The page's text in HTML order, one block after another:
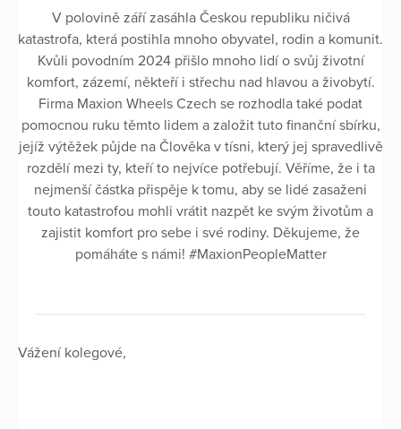
V polovině září zasáhla Českou republiku ničivá
katastrofa, která postihla mnoho obyvatel, rodin a komunit.
Kvůli povodním 2024 přišlo mnoho lidí o svůj životní
komfort, zázemí, někteří i střechu nad hlavou a živobytí.
Firma Maxion Wheels Czech se rozhodla také podat
pomocnou ruku těmto lidem a založit tuto finanční sbírku,
jejíž výtěžek půjde na Člověka v tísni, který jej spravedlivě
rozdělí mezi ty, kteří to nejvíce potřebují. Věříme, že i ta
nejmenší částka přispěje k tomu, aby se lidé zasaženi
touto katastrofou mohli vrátit nazpět ke svým životům a
zajistit komfort pro sebe i své rodiny. Děkujeme, že
pomáháte s námi! #MaxionPeopleMatter
Vážení kolegové,